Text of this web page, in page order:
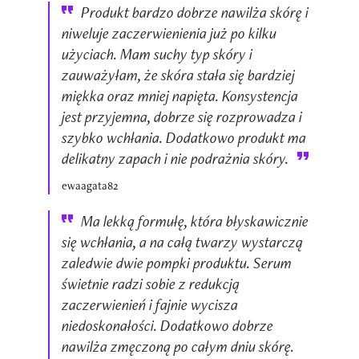
Produkt bardzo dobrze nawilża skórę i
niweluje zaczerwienienia już po kilku
użyciach. Mam suchy typ skóry i
zauważyłam, że skóra stała się bardziej
miękka oraz mniej napięta. Konsystencja
jest przyjemna, dobrze się rozprowadza i
szybko wchłania. Dodatkowo produkt ma
delikatny zapach i nie podrażnia skóry.
ewaagata82
Ma lekką formułę, która błyskawicznie
się wchłania, a na całą twarzy wystarczą
zaledwie dwie pompki produktu. Serum
świetnie radzi sobie z redukcją
zaczerwienień i fajnie wycisza
niedoskonałości. Dodatkowo dobrze
nawilża zmęczoną po całym dniu skórę.